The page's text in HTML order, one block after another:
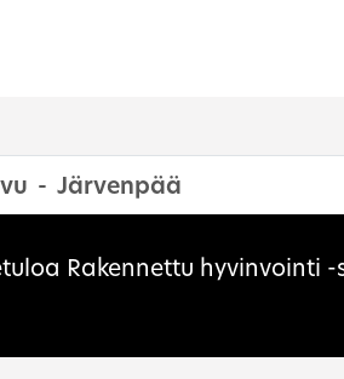
Järvenpää
evästeet
Rakennettu hyvinvointi